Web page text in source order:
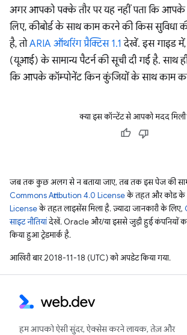
अगर आपको पक्के तौर पर यह नहीं पता कि
लिए, कीबोर्ड के साथ काम करने की किस सुविधा
है, तोARIA ऑथरिंग प्रैक्टिस 1.1 देखें. इस गाइड
(यूआई) के सामान्य पैटर्न की सूची दी गई है. साथ
कि आपके कॉम्पोनेंट किन कुंजियों के साथ काम
क्या इस कॉन्टेंट से आपको मदद
जब तक कुछ अलग से न बताया जाए, तब तक इस पेज की
Commons Attribution 4.0 Licenseके तहत और कोड के
Licenseके तहत लाइसेंस मिला है. ज़्यादा जानकारी के लिए,
साइट नीतियांदेखें. Oracle और/या इससे जुड़ी हुई कंपनियों
किया हुआ ट्रेडमार्क है.
आखिरी बार 2018-11-18 (UTC) को अपडेट किया गया.
हम आपको ऐसी सुंदर, ऐक्सेस करने लायक, तेज़ और